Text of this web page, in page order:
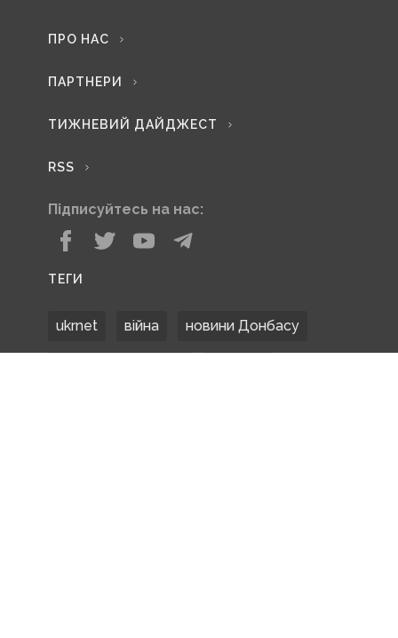
ПРО НАС
ПАРТНЕРИ
ТИЖНЕВИЙ ДАЙДЖЕСТ
RSS
Підписуйтесь на нас:
ТЕГИ
ukrnet війна новини Донбасу